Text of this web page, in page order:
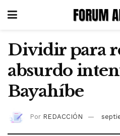
Dividir para
absurdo
Bayahíbe
Por REDACCIÓN